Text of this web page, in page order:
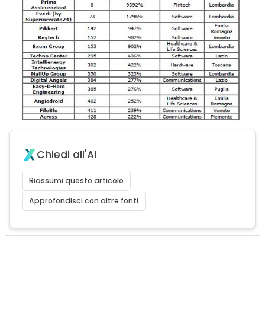
Chiedi all'AI
Riassumi questo articolo
Approfondisci con altre fonti